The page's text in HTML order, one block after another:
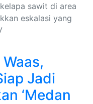
sawit di area
eskalasi yang
Jadi
‘Medan